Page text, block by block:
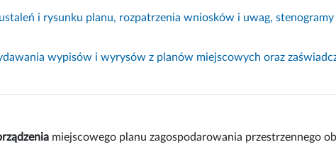
i rysunku planu, rozpatrzenia wniosków i uwag,
wypisów i wyrysów z planów miejscowych oraz
miejscowego planu zagospodarowania przestrzennego